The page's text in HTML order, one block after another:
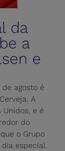
da
a
e
agosto é
A
e é
do
o Grupo
especial.